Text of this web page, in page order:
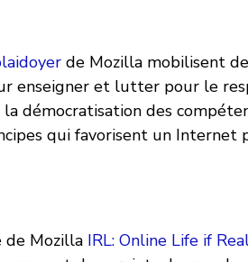
de Mozilla mobilisent
enseigner et lutter pour le
la démocratisation des
qui favorisent un Internet
de Mozilla IRL: Online Life if